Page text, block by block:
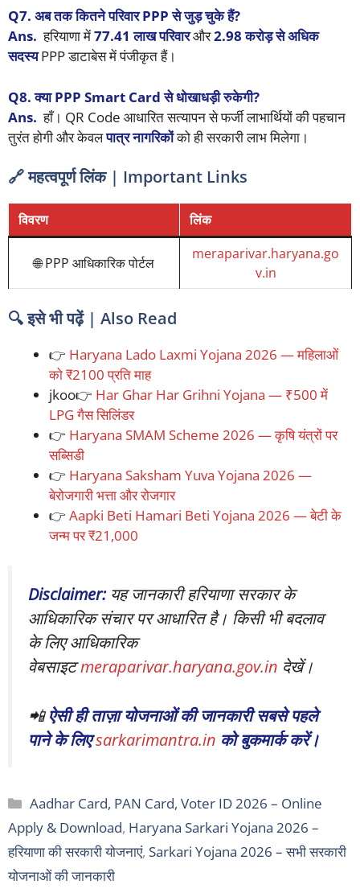
Q7. अब तक कितने परिवार PPP से जुड़ चुके हैं?
Ans. हरियाणा में77.41 लाख परिवारऔर2.98 करोड़ से अधिक
सदस्यPPP डाटाबेस में पंजीकृत हैं।
Q8. क्या PPP Smart Card से धोखाधड़ी रुकेगी?
Ans. हाँ। QR Code आधारित सत्यापन से फर्जी लाभार्थियों की पहचान
तुरंत होगी और केवलपात्र नागरिकोंको ही सरकारी लाभ मिलेगा।
🔗 महत्वपूर्ण लिंक | Important Links
विवरण लिंक
🌐 PPP आधिकारिक पोर्टल
meraparivar.haryana.go
v.in
🔍 इसे भी पढ़ें | Also Read
👉 Haryana Lado Laxmi Yojana 2026 — महिलाओं
को ₹2100 प्रति माह
jkoo👉 Har Ghar Har Grihni Yojana — ₹500 में
LPG गैस सिलिंडर
👉 Haryana SMAM Scheme 2026 — कृषि यंत्रों पर
सब्सिडी
👉 Haryana Saksham Yuva Yojana 2026 —
बेरोजगारी भत्ता और रोजगार
👉 Aapki Beti Hamari Beti Yojana 2026 — बेटी के
जन्म पर ₹21,000
Disclaimer:यह जानकारी हरियाणा सरकार के
आधिकारिक संचार पर आधारित है। किसी भी बदलाव
के लिए आधिकारिक
वेबसाइटmeraparivar.haryana.gov.in देखें।
📲ऐसी ही ताज़ा योजनाओं की जानकारी सबसे पहले
पाने के लिएsarkarimantra.in को बुकमार्क करें।
Categories
Aadhar Card, PAN Card, Voter ID 2026 – Online
Apply & Download, Haryana Sarkari Yojana 2026 –
हरियाणा की सरकारी योजनाएं, Sarkari Yojana 2026 – सभी सरकारी
योजनाओं की जानकारी